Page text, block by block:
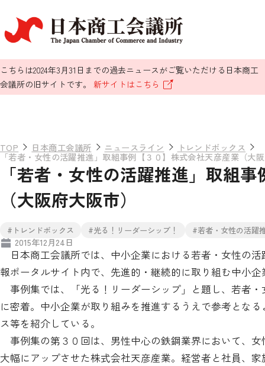
こちらは2024年3月31日までの過去ニュースがご覧いただける日本商工
会議所の旧サイトです。 新サイトはこちら
TOP 日本商工会議所 ニュースライン トレンドボックス
「若者・女性の活躍推進」取組事例【３０】株式会社天彦産業（大
「若者・女性の活躍推進」取組
（大阪府大阪市）
#トレンドボックス #光る！リーダーシップ！ #若者・女性の活躍
2015年12月24日
日本商工会議所では、中小企業における若者・女性の
報ポータルサイト内で、先進的・継続的に取り組む中小
事例集では、「光る！リーダーシップ」と題し、若者
に密着。中小企業が取り組みを推進するうえで参考とな
ス等を紹介している。
事例集の第３０回は、男性中心の鉄鋼業界において、
大幅にアップさせた株式会社天彦産業。経営者と社員、